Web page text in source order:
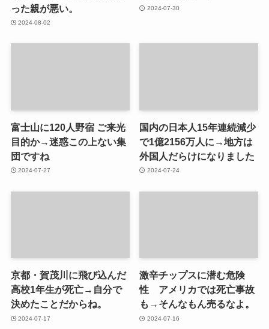
った親が悪い。
2024-08-02
2024-07-30
富士山に120人野宿 ご来光
目的か→迷惑この上ない集
団ですね
2024-07-27
国内の日本人15年連続減少
で1億2156万人に→地方は
外国人だらけになりました
2024-07-24
京都・賀茂川に飛び込んだ
高校1年生が死亡→自分で
決めたことだからね。
2024-07-17
激辛チップスに潜む危険
性 アメリカでは死亡事故
も→そんなもん売るなよ。
2024-07-16